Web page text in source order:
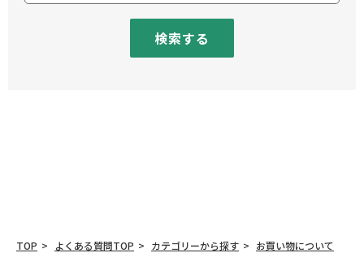
検索する
TOP よくある質問TOP カテゴリーから探す
お買い物について